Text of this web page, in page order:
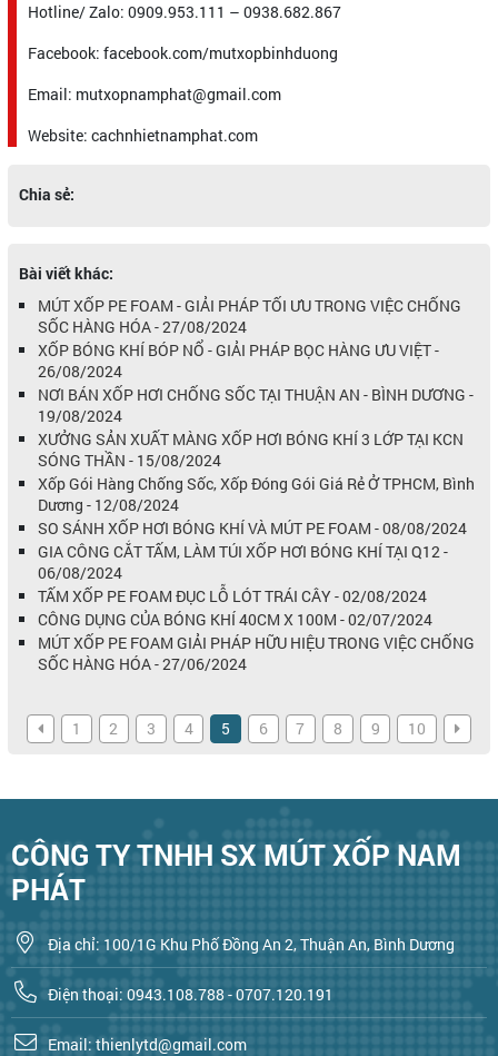
Hotline/ Zalo: 0909.953.111 – 0938.682.867
Facebook: facebook.com/mutxopbinhduong
Email: mutxopnamphat@gmail.com
Website: cachnhietnamphat.com
Chia sẻ:
Bài viết khác:
MÚT XỐP PE FOAM - GIẢI PHÁP TỐI ƯU TRONG VIỆC CHỐNG
SỐC HÀNG HÓA - 27/08/2024
XỐP BÓNG KHÍ BÓP NỔ - GIẢI PHÁP BỌC HÀNG ƯU VIỆT -
26/08/2024
NƠI BÁN XỐP HƠI CHỐNG SỐC TẠI THUẬN AN - BÌNH DƯƠNG -
19/08/2024
XƯỞNG SẢN XUẤT MÀNG XỐP HƠI BÓNG KHÍ 3 LỚP TẠI KCN
SÓNG THẦN - 15/08/2024
Xốp Gói Hàng Chống Sốc, Xốp Đóng Gói Giá Rẻ Ở TPHCM, Bình
Dương - 12/08/2024
SO SÁNH XỐP HƠI BÓNG KHÍ VÀ MÚT PE FOAM - 08/08/2024
GIA CÔNG CẮT TẤM, LÀM TÚI XỐP HƠI BÓNG KHÍ TẠI Q12 -
06/08/2024
TẤM XỐP PE FOAM ĐỤC LỖ LÓT TRÁI CÂY - 02/08/2024
CÔNG DỤNG CỦA BÓNG KHÍ 40CM X 100M - 02/07/2024
MÚT XỐP PE FOAM GIẢI PHÁP HỮU HIỆU TRONG VIỆC CHỐNG
SỐC HÀNG HÓA - 27/06/2024
1 2 3 4 5 6 7 8 9 10
CÔNG TY TNHH SX MÚT XỐP NAM
PHÁT
Địa chỉ: 100/1G Khu Phố Đồng An 2, Thuận An, Bình Dương
Điện thoại: 0943.108.788 - 0707.120.191
Email: thienlytd@gmail.com